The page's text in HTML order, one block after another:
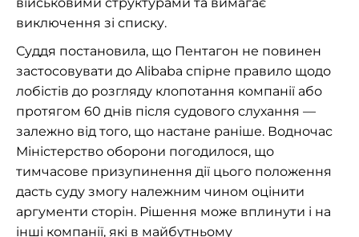
виключення зі списку.
Суддя постановила, що Пентагон не повинен
застосовувати до Alibaba спірне правило щодо
лобістів до розгляду клопотання компанії або
протягом 60 днів після судового слухання —
залежно від того, що настане раніше. Водночас
Міністерство оборони погодилося, що
тимчасове призупинення дії цього положення
дасть суду змогу належним чином оцінити
аргументи сторін. Рішення може вплинути і на
інші компанії, які в майбутньому